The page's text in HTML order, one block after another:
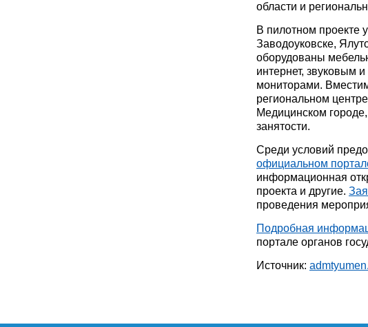
области и
В пилотном проекте
Заводоуковске,
оборудованы
интернет, звуковым
мониторами.
региональном
Медицинском
занятости.
Среди условий
официальном
информационная
проекта и другие.
проведения
Подробная
портале органов
Источник: